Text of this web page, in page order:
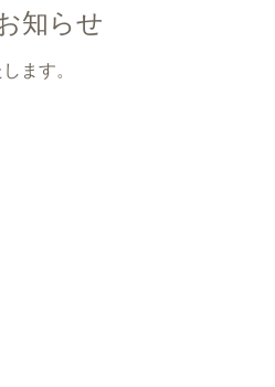
知らせ
ます。